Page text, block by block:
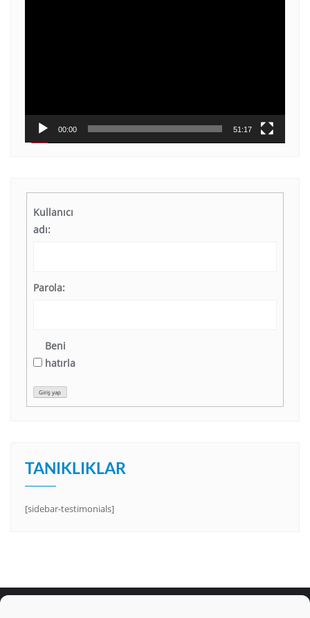
00:00 51:17
Kullanıcı
adı:
Parola:
Beni
hatırla
Giriş yap
TANIKLIKLAR
[sidebar-testimonials]